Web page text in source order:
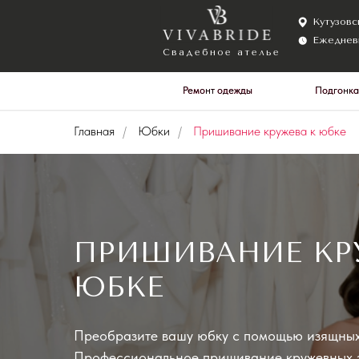
Свадебное ателье
Кутузовский
Ежедневно с
Главная / Юбки / Пришивание кружева к юбке
ПРИШИВАНИЕ
ЮБКЕ
Преобразите вашу юбку с помощью